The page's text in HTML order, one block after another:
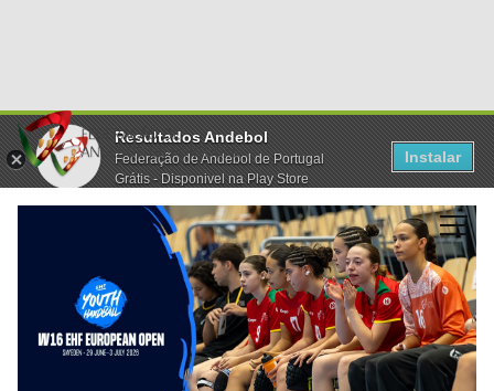
Resultados Andebol
Federação de Andebol de Portugal
Grátis - Disponivel na Play Store
Instalar